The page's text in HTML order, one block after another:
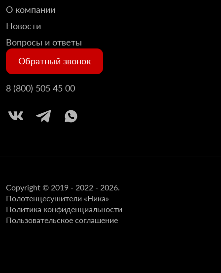
О компании
Новости
Вопросы и ответы
Обратный звонок
8 (800) 505 45 00
Copyright © 2019 - 2022 - 2026.
Полотенцесушители «Ника»
Политика конфиденциальности
Пользовательское соглашение